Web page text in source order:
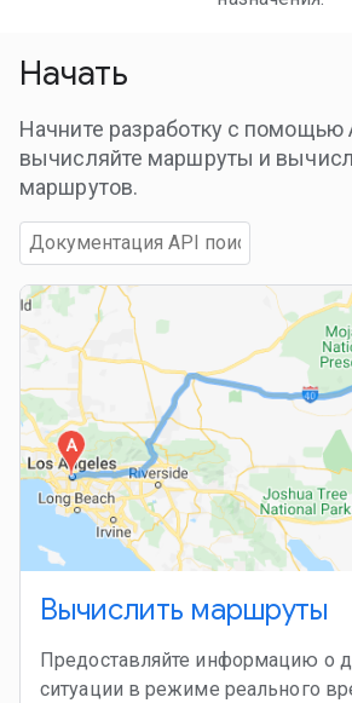
Начать
Начните разработку с помощью
вычисляйте маршруты и
маршрутов.
Вычислить маршруты
Предоставляйте информацию о
ситуации в режиме реального